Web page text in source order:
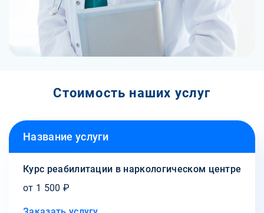
Стоимость наших услуг
Название услуги
Курс реабилитации в наркологическом центре
от 1 500 ₽